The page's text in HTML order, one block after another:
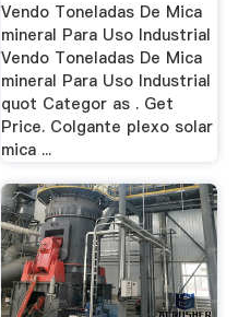
Vendo Toneladas De Mica
mineral Para Uso Industrial
Vendo Toneladas De Mica
mineral Para Uso Industrial
quot Categor as . Get
Price. Colgante plexo solar
mica ...